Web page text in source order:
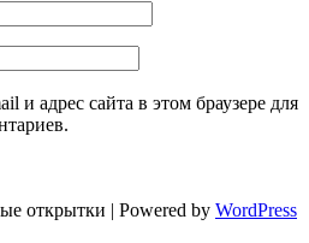
и адрес сайта в этом браузере для
открытки | Powered by WordPress